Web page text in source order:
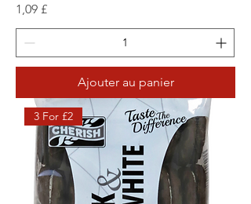
Prix
1,09 £
Ajouter au panier
3 For £2